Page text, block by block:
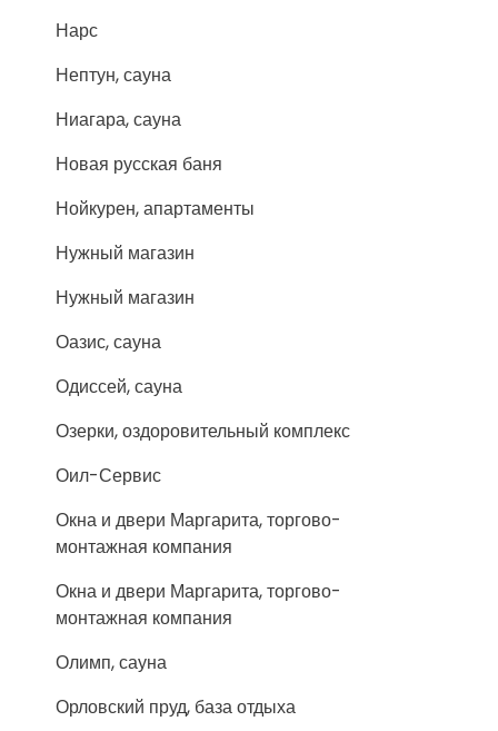
Нарс
Нептун, сауна
Ниагара, сауна
Новая русская баня
Нойкурен, апартаменты
Нужный магазин
Нужный магазин
Оазис, сауна
Одиссей, сауна
Озерки, оздоровительный комплекс
Оил-Сервис
Окна и двери Маргарита, торгово-
монтажная компания
Окна и двери Маргарита, торгово-
монтажная компания
Олимп, сауна
Орловский пруд, база отдыха